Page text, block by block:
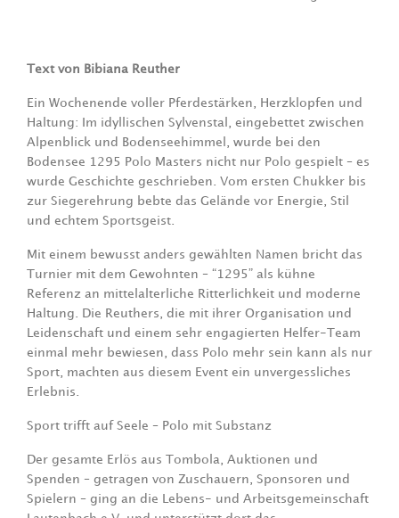
Text von Bibiana Reuther
Ein Wochenende voller Pferdestärken, Herzklopfen und
Haltung: Im idyllischen Sylvenstal, eingebettet zwischen
Alpenblick und Bodenseehimmel, wurde bei den
Bodensee 1295 Polo Masters nicht nur Polo gespielt – es
wurde Geschichte geschrieben. Vom ersten Chukker bis
zur Siegerehrung bebte das Gelände vor Energie, Stil
und echtem Sportsgeist.
Mit einem bewusst anders gewählten Namen bricht das
Turnier mit dem Gewohnten – “1295” als kühne
Referenz an mittelalterliche Ritterlichkeit und moderne
Haltung. Die Reuthers, die mit ihrer Organisation und
Leidenschaft und einem sehr engagierten Helfer-Team
einmal mehr bewiesen, dass Polo mehr sein kann als nur
Sport, machten aus diesem Event ein unvergessliches
Erlebnis.
Sport trifft auf Seele – Polo mit Substanz
Der gesamte Erlös aus Tombola, Auktionen und
Spenden – getragen von Zuschauern, Sponsoren und
Spielern – ging an die Lebens- und Arbeitsgemeinschaft